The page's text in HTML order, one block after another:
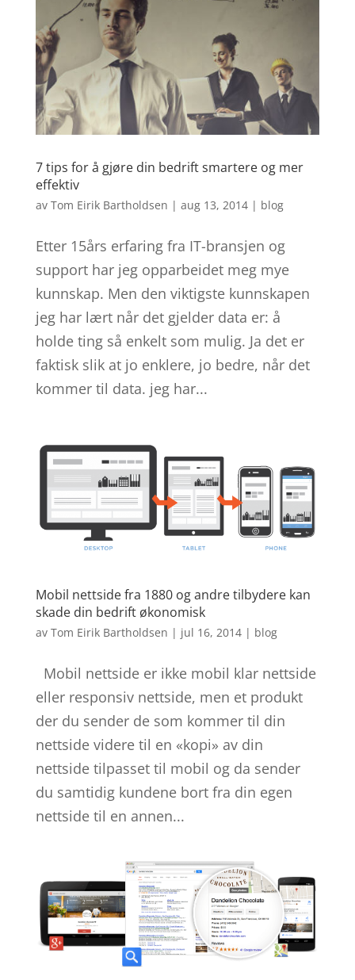
7 tips for å gjøre din bedrift smartere og mer
effektiv
av Tom Eirik Bartholdsen | aug 13, 2014| blog
Etter 15års erfaring fra IT-bransjen og
support har jeg opparbeidet meg mye
kunnskap. Men den viktigste kunnskapen
jeg har lært når det gjelder data er: å
holde ting så enkelt som mulig. Ja det er
faktisk slik at jo enklere, jo bedre, når det
kommer til data. jeg har...
Mobil nettside fra 1880 og andre tilbydere kan
skade din bedrift økonomisk
av Tom Eirik Bartholdsen | jul 16, 2014| blog
Mobil nettside er ikke mobil klar nettside
eller responsiv nettside, men et produkt
der du sender de som kommer til din
nettside videre til en «kopi» av din
nettside tilpasset til mobil og da sender
du samtidig kundene bort fra din egen
nettside til en annen...